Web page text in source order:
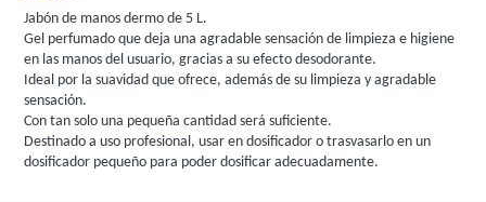
Jabón de manos dermo de 5 L.
Gel perfumado que deja una agradable sensación de limpieza e higiene
en las manos del usuario, gracias a su efecto desodorante.
Ideal por la suavidad que ofrece, además de su limpieza y agradable
sensación.
Con tan solo una pequeña cantidad será suficiente.
Destinado a uso profesional, usar en dosificador o trasvasarlo en un
dosificador pequeño para poder dosificar adecuadamente.